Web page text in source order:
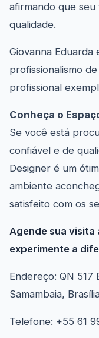
afirmando que
qualidade.
Giovanna
profissionalismo
profissional
Conheça o
Se você está
confiável e de
Designer é um
ambiente
satisfeito com os
Agende sua visita
experimente a
Endereço: QN 517
Samambaia,
Telefone: +55 61